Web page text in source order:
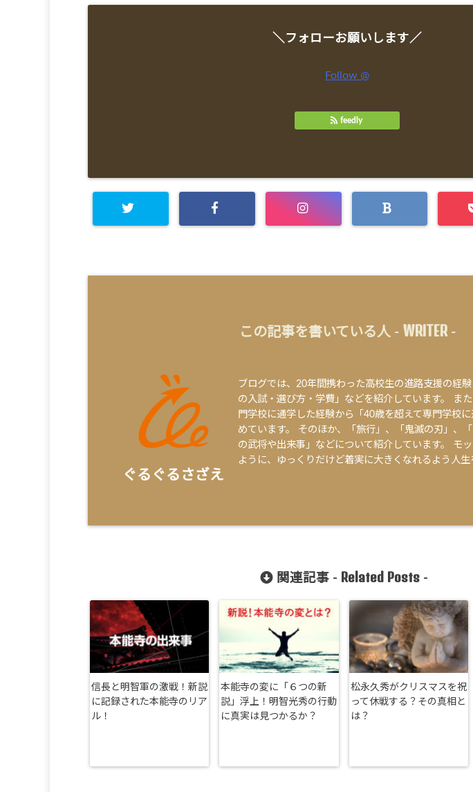
＼フォローお願いします／
Follow @
feedly
この記事を書いている人 - WRITER-
ぐるぐるさざえ
ブログでは、20年間携わった高校生の進路支援の経
の入試・選び方・学費」などを紹介しています。 ま
門学校に通学した経験から「40歳を超えて専門学校
めています。 そのほか、「旅行」、「鬼滅の刃」、
の武将や出来事」などについて紹介しています。 モ
ように、ゆっくりだけど着実に大きくなれるよう人生
関連記事 - Related Posts-
信長と明智軍の激戦！新説
に記録された本能寺のリア
ル！
本能寺の変に「６つの新
説」浮上！明智光秀の行動
に真実は見つかるか？
松永久秀がクリスマスを祝
って休戦する？その真相と
は？